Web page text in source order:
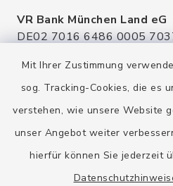
Mit Ihrer Zustimmung
sog. Tracking-Cookies, die es
verstehen, wie unsere Website
unser Angebot weiter
hierfür können Sie jederzeit
VR Bank München Land eG
DE02 7016 6486 0005
Raiffeisenbank Isar
DE92 7016 9543 0001
GENODEF1HHS
HypoVereinsbank
DE20 7002 0270 3630
HYVEDEMMXXX